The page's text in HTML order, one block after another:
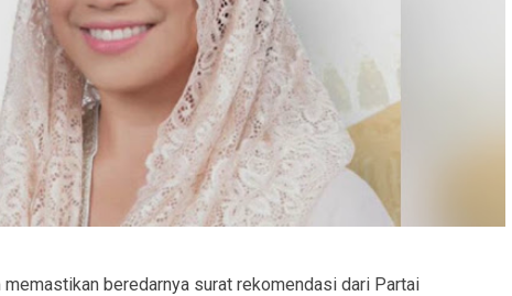
memastikan beredarnya surat rekomendasi dari Partai